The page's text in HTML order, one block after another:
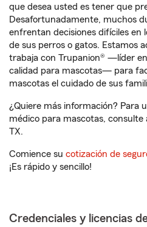
que desea usted es tener que
Desafortunadamente, muchos
enfrentan decisiones difíciles en
de sus perros o gatos. Estamos
trabaja con Trupanion® —líder
calidad para mascotas— para
mascotas el cuidado de sus
¿Quiere más información? Para
médico para mascotas, consulte
TX.
Comience su cotización de
¡Es rápido y sencillo!
Credenciales y licencias